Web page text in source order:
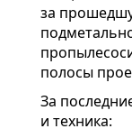
за
полосы
За
и техника: